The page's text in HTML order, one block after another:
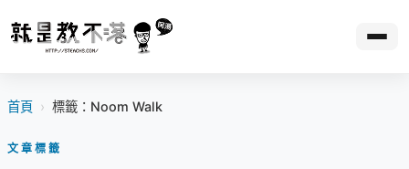
首頁 › 標籤：Noom Walk
文章標籤